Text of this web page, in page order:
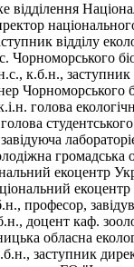
відділення
відділу
Чорноморського
к.б.н., заступник
Чорноморського
голова
громадська
екоцентр
екоцентр
професор,
доцент каф.
обласна
заступник